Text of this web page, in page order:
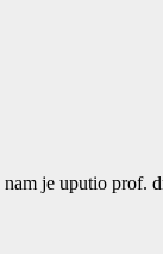
je uputio prof.